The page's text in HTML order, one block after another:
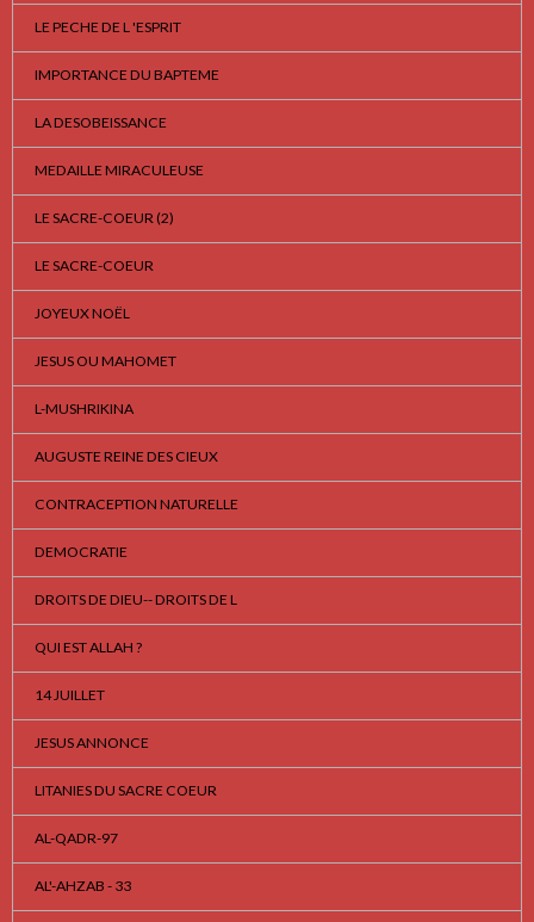
LE PECHE DE L 'ESPRIT
IMPORTANCE DU BAPTEME
LA DESOBEISSANCE
MEDAILLE MIRACULEUSE
LE SACRE-COEUR (2)
LE SACRE-COEUR
JOYEUX NOËL
JESUS OU MAHOMET
L-MUSHRIKINA
AUGUSTE REINE DES CIEUX
CONTRACEPTION NATURELLE
DEMOCRATIE
DROITS DE DIEU-- DROITS DE L
QUI EST ALLAH ?
14 JUILLET
JESUS ANNONCE
LITANIES DU SACRE COEUR
AL-QADR-97
AL'-AHZAB - 33